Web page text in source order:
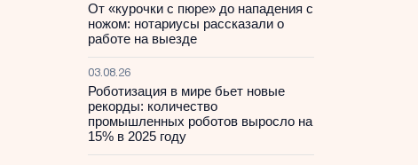
От «курочки с пюре» до нападения с
ножом: нотариусы рассказали о
работе на выезде
03.08.26
Роботизация в мире бьет новые
рекорды: количество
промышленных роботов выросло на
15% в 2025 году